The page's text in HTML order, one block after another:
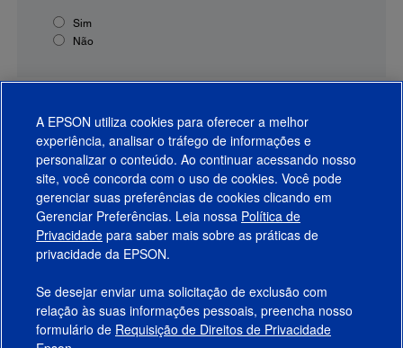
Sim
Não
Produtos
Suporte
Links Sugeridos
Empresa
A EPSON utiliza cookies para oferecer a melhor
experiência, analisar o tráfego de informações e
personalizar o conteúdo. Ao continuar acessando nosso
site, você concorda com o uso de cookies. Você pode
gerenciar suas preferências de cookies clicando em
Gerenciar Preferências. Leia nossa Política de
Privacidade para saber mais sobre as práticas de
privacidade da EPSON.
Se desejar enviar uma solicitação de exclusão com
relação às suas informações pessoais, preencha nosso
formulário de Requisição de Direitos de Privacidade